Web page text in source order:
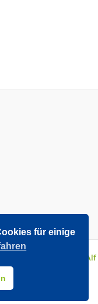
mit WordPress von
Alf
für einige